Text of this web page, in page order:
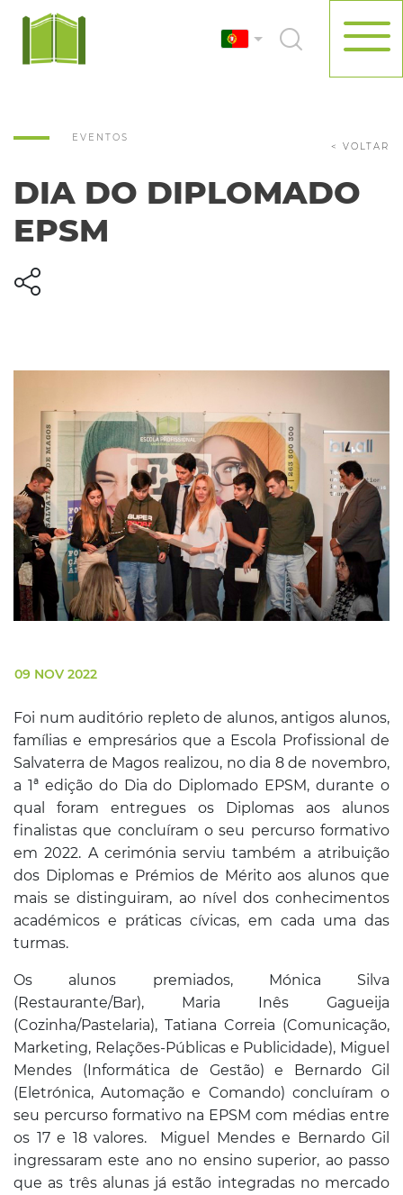
EVENTOS
< VOLTAR
DIA DO DIPLOMADO
EPSM
09 NOV 2022
Foi num auditório repleto de alunos, antigos alunos,
famílias e empresários que a Escola Profissional de
Salvaterra de Magos realizou, no dia 8 de novembro,
a 1ª edição do Dia do Diplomado EPSM, durante o
qual foram entregues os Diplomas aos alunos
finalistas que concluíram o seu percurso formativo
em 2022. A cerimónia serviu também a atribuição
dos Diplomas e Prémios de Mérito aos alunos que
mais se distinguiram, ao nível dos conhecimentos
académicos e práticas cívicas, em cada uma das
turmas.
Os alunos premiados, Mónica Silva
(Restaurante/Bar), Maria Inês Gagueija
(Cozinha/Pastelaria), Tatiana Correia (Comunicação,
Marketing, Relações-Públicas e Publicidade), Miguel
Mendes (Informática de Gestão) e Bernardo Gil
(Eletrónica, Automação e Comando) concluíram o
seu percurso formativo na EPSM com médias entre
os 17 e 18 valores. Miguel Mendes e Bernardo Gil
ingressaram este ano no ensino superior, ao passo
que as três alunas já estão integradas no mercado